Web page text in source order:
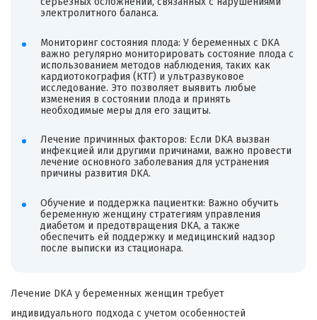
электролитного баланса.
Мониторинг состояния плода: У беременных с DKA
важно регулярно мониторировать состояние плода с
использованием методов наблюдения, таких как
кардиотокография (КТГ) и ультразвуковое
исследование. Это позволяет выявить любые
изменения в состоянии плода и принять
необходимые меры для его защиты.
Лечение причинных факторов: Если DKA вызван
инфекцией или другими причинами, важно провести
лечение основного заболевания для устранения
причины развития DKA.
Обучение и поддержка пациентки: Важно обучить
беременную женщину стратегиям управления
диабетом и предотвращения DKA, а также
обеспечить ей поддержку и медицинский надзор
после выписки из стационара.
Лечение DKA у беременных женщин требует
индивидуального подхода с учетом особенностей